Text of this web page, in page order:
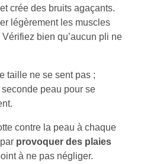
crée des bruits agaçants.
légèrement les muscles
bien qu’aucun pli ne
taille ne se sent pas ;
peau pour se
contre la peau à chaque
provoquer des plaies
à ne pas négliger.